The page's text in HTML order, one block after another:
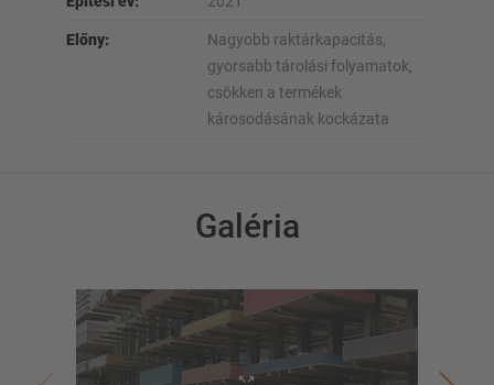
Előny:
Nagyobb raktárkapacitás,
gyorsabb tárolási folyamatok,
csökken a termékek
károsodásának kockázata
Galéria